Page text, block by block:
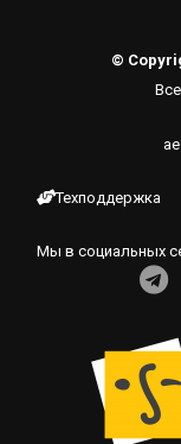
©
Техподдержка
Мы в социальных